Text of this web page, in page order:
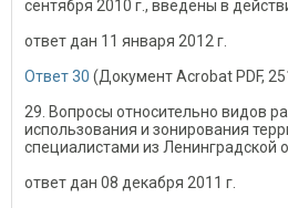
сентября 2010 г., введены в
ответ дан 11 января 2012 г.
Ответ 30 (Документ Acrobat PDF,
29. Вопросы относительно видов
использования и зонирования
специалистами из Ленинградской
ответ дан 08 декабря 2011 г.